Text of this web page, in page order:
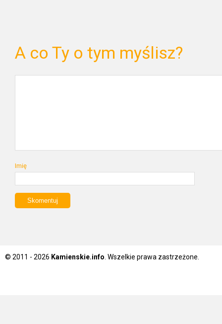
A co Ty o tym myślisz?
Imię
© 2011 - 2026 Kamienskie.info . Wszelkie prawa zastrzeżone.